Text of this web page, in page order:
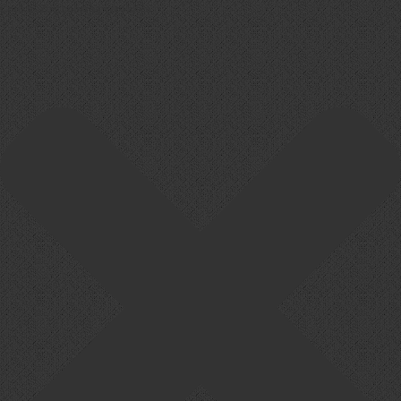
Cookie-Zustimmung verwalten